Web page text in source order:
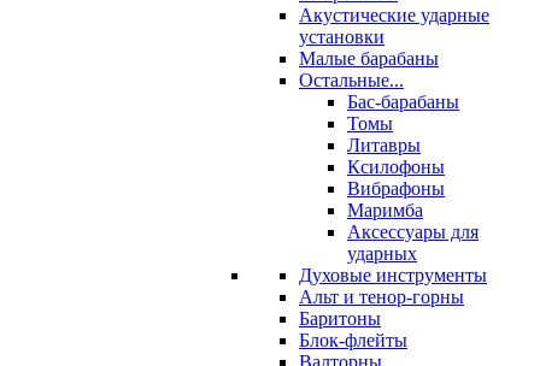
Акустические ударные
установки
Малые барабаны
Остальные...
Бас-барабаны
Томы
Литавры
Ксилофоны
Вибрафоны
Маримба
Аксессуары для
ударных
Духовые инструменты
Альт и тенор-горны
Баритоны
Блок-флейты
Валторны